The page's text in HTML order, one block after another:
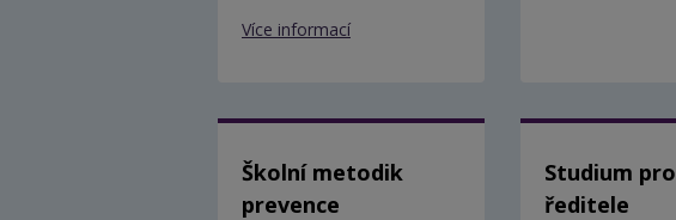
Více informací
Školní metodik
prevence
Studium pro
ředitele